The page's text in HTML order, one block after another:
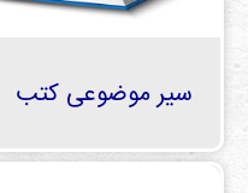
سی
ها
سیر موضوعی کتب